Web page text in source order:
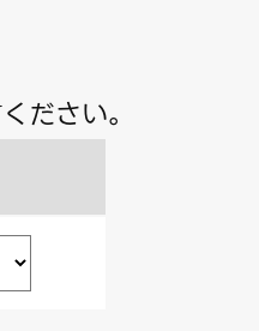
ださい。